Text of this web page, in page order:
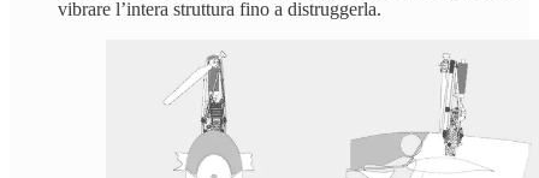
vibrare l’intera struttura fino a distruggerla.